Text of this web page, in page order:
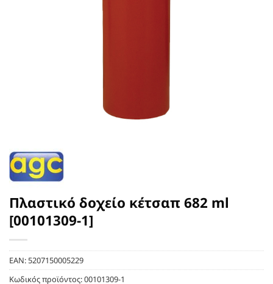
Πλαστικό δοχείο κέτσαπ 682 ml
[00101309-1]
EAN:5207150005229
Κωδικός προϊόντος:00101309-1